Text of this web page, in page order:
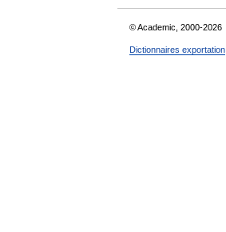
© Academic, 2000-2026
Dictionnaires exportation